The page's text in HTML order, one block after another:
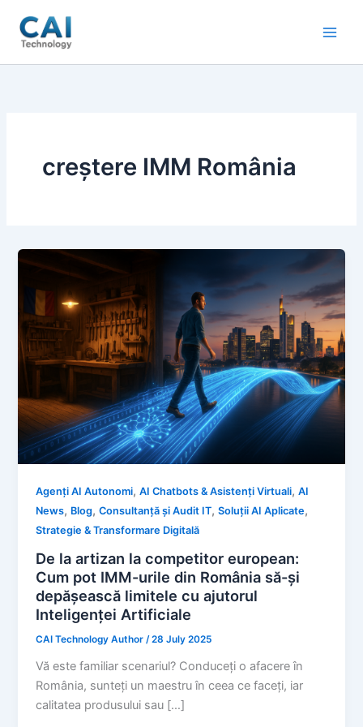
content
creștere IMM România
Agenți AI Autonomi,AI Chatbots & Asistenți Virtuali,AI
News, Blog,Consultanță și Audit IT,Soluții AI Aplicate,
Strategie & Transformare Digitală
De la artizan la competitor european:
Cum pot IMM-urile din România să-și
depășească limitele cu ajutorul
Inteligenței Artificiale
CAI Technology Author/28 July 2025
Vă este familiar scenariul? Conduceți o afacere în
România, sunteți un maestru în ceea ce faceți, iar
calitatea produsului sau […]